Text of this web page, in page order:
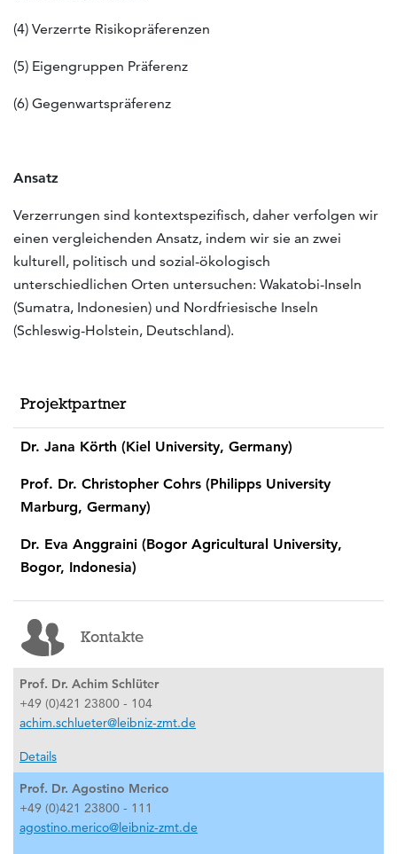
(4) Verzerrte Risikopräferenzen
(5) Eigengruppen Präferenz
(6) Gegenwartspräferenz
Ansatz
Verzerrungen sind kontextspezifisch, daher verfolgen wir
einen vergleichenden Ansatz, indem wir sie an zwei
kulturell, politisch und sozial-ökologisch
unterschiedlichen Orten untersuchen: Wakatobi-Inseln
(Sumatra, Indonesien) und Nordfriesische Inseln
(Schleswig-Holstein, Deutschland).
Projektpartner
Dr. Jana Körth (Kiel University, Germany)
Prof. Dr. Christopher Cohrs (Philipps University
Marburg, Germany)
Dr. Eva Anggraini (Bogor Agricultural University,
Bogor, Indonesia)
Kontakte
Prof. Dr. Achim Schlüter
+49 (0)421 23800 - 104
achim.schlueter@leibniz-zmt.de
Details
Prof. Dr. Agostino Merico
+49 (0)421 23800 - 111
agostino.merico@leibniz-zmt.de